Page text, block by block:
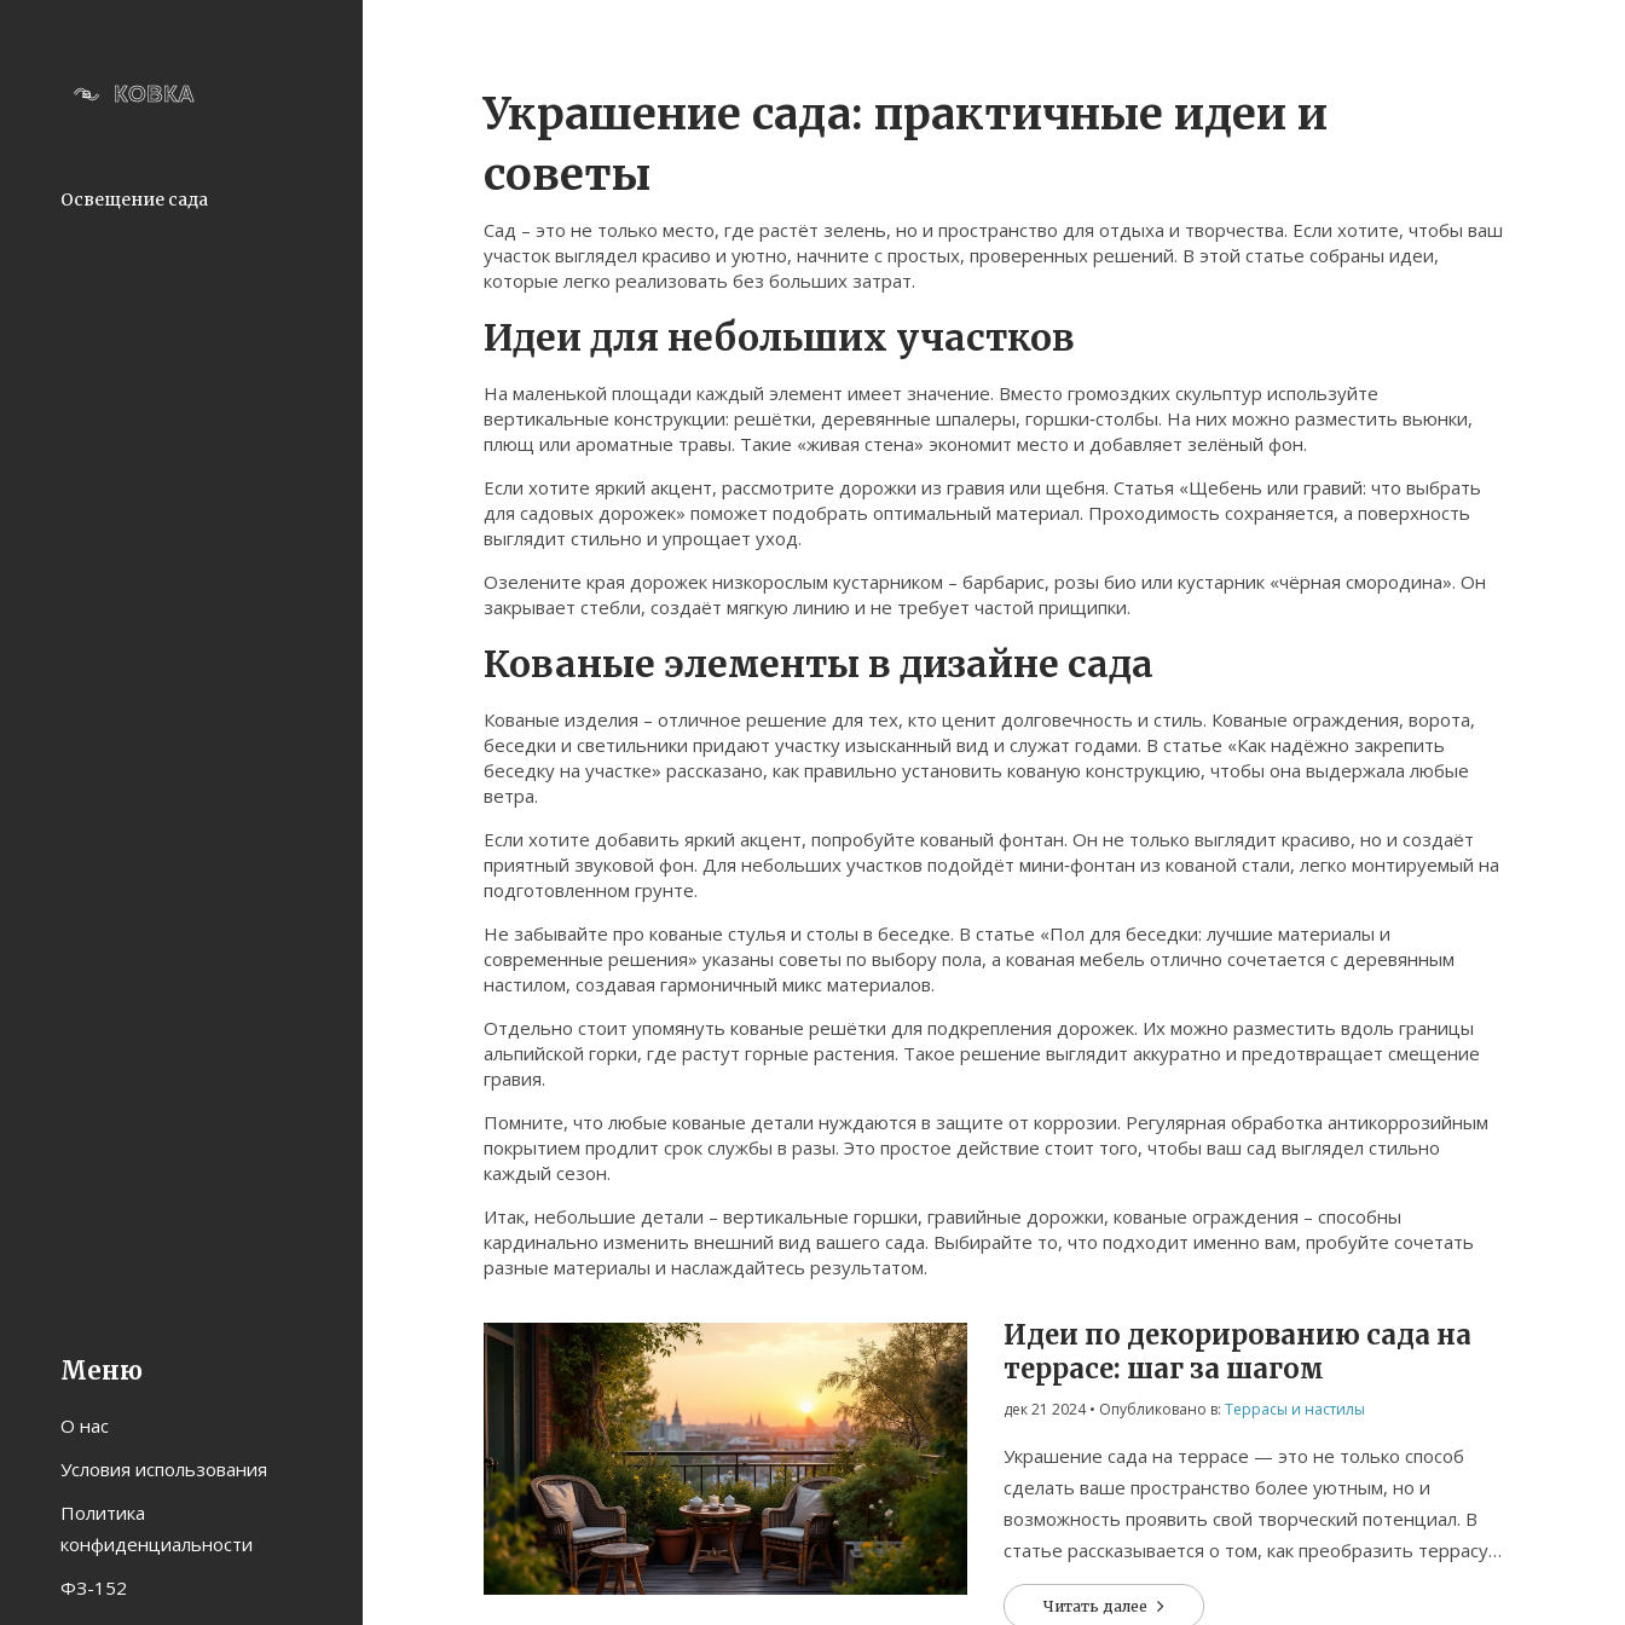
Освещение сада
Меню
О нас
Условия использования
Политика
конфиденциальности
ФЗ-152
Украшение сада: практичные идеи и
советы
Сад – это не только место, где растёт зелень, но и пространство для отдыха и творчества. Если хотите, чтобы ваш
участок выглядел красиво и уютно, начните с простых, проверенных решений. В этой статье собраны идеи,
которые легко реализовать без больших затрат.
Идеи для небольших участков
На маленькой площади каждый элемент имеет значение. Вместо громоздких скульптур используйте
вертикальные конструкции: решётки, деревянные шпалеры, горшки‑столбы. На них можно разместить вьюнки,
плющ или ароматные травы. Такие «живая стена» экономит место и добавляет зелёный фон.
Если хотите яркий акцент, рассмотрите дорожки из гравия или щебня. Статья «Щебень или гравий: что выбрать
для садовых дорожек» поможет подобрать оптимальный материал. Проходимость сохраняется, а поверхность
выглядит стильно и упрощает уход.
Озелените края дорожек низкорослым кустарником – барбарис, розы био или кустарник «чёрная смородина». Он
закрывает стебли, создаёт мягкую линию и не требует частой прищипки.
Кованые элементы в дизайне сада
Кованые изделия – отличное решение для тех, кто ценит долговечность и стиль. Кованые ограждения, ворота,
беседки и светильники придают участку изысканный вид и служат годами. В статье «Как надёжно закрепить
беседку на участке» рассказано, как правильно установить кованую конструкцию, чтобы она выдержала любые
ветра.
Если хотите добавить яркий акцент, попробуйте кованый фонтан. Он не только выглядит красиво, но и создаёт
приятный звуковой фон. Для небольших участков подойдёт мини‑фонтан из кованой стали, легко монтируемый на
подготовленном грунте.
Не забывайте про кованые стулья и столы в беседке. В статье «Пол для беседки: лучшие материалы и
современные решения» указаны советы по выбору пола, а кованая мебель отлично сочетается с деревянным
настилом, создавая гармоничный микс материалов.
Отдельно стоит упомянуть кованые решётки для подкрепления дорожек. Их можно разместить вдоль границы
альпийской горки, где растут горные растения. Такое решение выглядит аккуратно и предотвращает смещение
гравия.
Помните, что любые кованые детали нуждаются в защите от коррозии. Регулярная обработка антикоррозийным
покрытием продлит срок службы в разы. Это простое действие стоит того, чтобы ваш сад выглядел стильно
каждый сезон.
Итак, небольшие детали – вертикальные горшки, гравийные дорожки, кованые ограждения – способны
кардинально изменить внешний вид вашего сада. Выбирайте то, что подходит именно вам, пробуйте сочетать
разные материалы и наслаждайтесь результатом.
Идеи по декорированию сада на
террасе: шаг за шагом
дек 21 2024• Опубликовано в: Террасы и настилы
Украшение сада на террасе — это не только способ
сделать ваше пространство более уютным, но и
возможность проявить свой творческий потенциал. В
статье рассказывается о том, как преобразить террасу с
помощью растений, мебели и различных украшений. Вы
узнаете, как создать зеленый оазис даже на
Читать далее